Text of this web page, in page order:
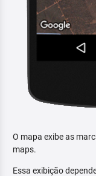
O mapa exibe as
maps.
Essa exibição